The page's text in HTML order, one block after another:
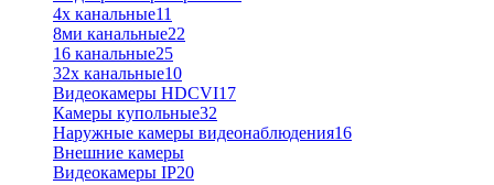
4х канальные11
8ми канальные22
16 канальные25
32x канальные10
Видеокамеры HDCVI17
Камеры купольные32
Наружные камеры видеонаблюдения16
Внешние камеры
Видеокамеры IP20